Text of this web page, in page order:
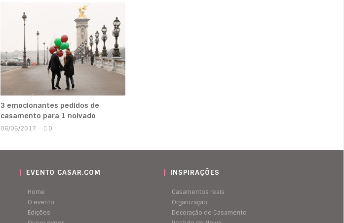
3 emocionantes pedidos de
casamento para 1 noivado
06/05/2017
0
EVENTO CASAR.COM
Home
O evento
Edições
INSPIRAÇÕES
Casamentos reais
Organização
Decoração de Casamento